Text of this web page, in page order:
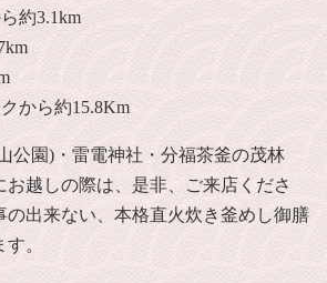
約3.1km
から約15.8Km
公園)・雷電神社・分福茶釜の茂林
越しの際は、是非、ご来店くださ
の出来ない、本格直火炊き釜めし御膳
。